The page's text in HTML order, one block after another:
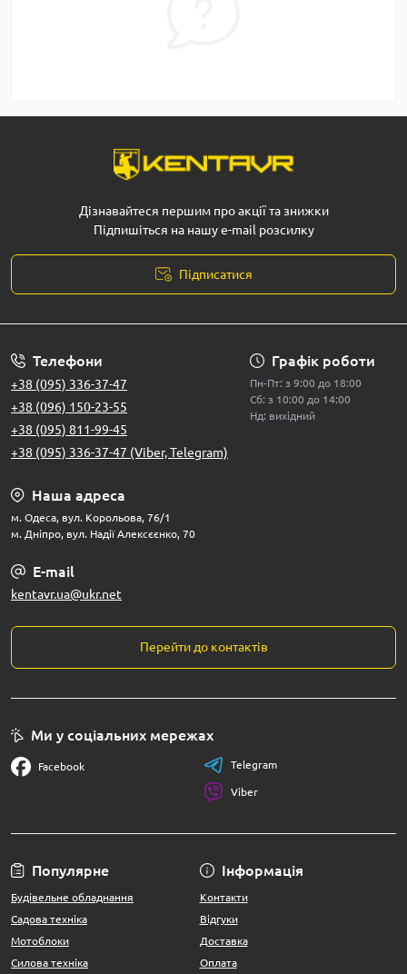
Дізнавайтеся першим про акції та знижки
Підпишіться на нашу e-mail розсилку
Підписатися
Телефони
+38 (095) 336-37-47
+38 (096) 150-23-55
+38 (095) 811-99-45
+38 (095) 336-37-47 (Viber, Telegram)
Графік роботи
Пн-Пт: з 9:00 до 18:00
Сб: з 10:00 до 14:00
Нд: вихідний
Наша адреса
м. Одеса, вул. Корольова, 76/1
м. Дніпро, вул. Надії Алексєєнко, 70
E-mail
kentavr.ua@ukr.net
Перейти до контактів
Популярне
Будівельне обладнання
Садова техніка
Мотоблоки
Силова техніка
Інформація
Контакти
Відгуки
Доставка
Оплата
Ми у соціальних мережах
Facebook Telegram
Viber